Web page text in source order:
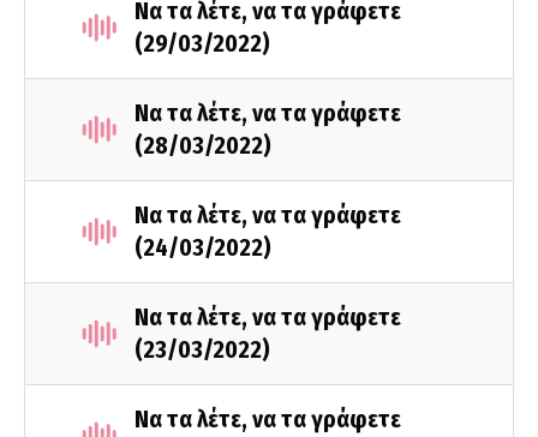
Να τα λέτε, να τα γράφετε
(29/03/2022)
Να τα λέτε, να τα γράφετε
(28/03/2022)
Να τα λέτε, να τα γράφετε
(24/03/2022)
Να τα λέτε, να τα γράφετε
(23/03/2022)
Να τα λέτε, να τα γράφετε